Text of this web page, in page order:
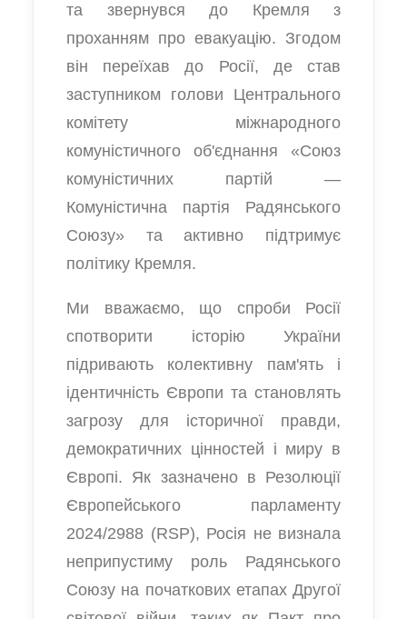
та звернувся до Кремля з
проханням про евакуацію. Згодом
він переїхав до Росії, де став
заступником голови Центрального
комітету міжнародного
комуністичного об'єднання «Союз
комуністичних партій —
Комуністична партія Радянського
Союзу» та активно підтримує
політику Кремля.
Ми вважаємо, що спроби Росії
спотворити історію України
підривають колективну пам'ять і
ідентичність Європи та становлять
загрозу для історичної правди,
демократичних цінностей і миру в
Європі. Як зазначено в Резолюції
Європейського парламенту
2024/2988 (RSP), Росія не визнала
неприпустиму роль Радянського
Союзу на початкових етапах Другої